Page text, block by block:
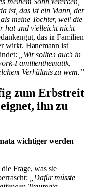
meinem Sohn vererben,
ist, das ist ein Mann, der
meine Tochter, weil die
hat und vielleicht nicht
das in Familien
wirkt. Hanemann ist
„Wir sollten auch in
Familienthematik,
Verhältnis zu wem.”
zum Erbstreit
ihn zu
wichtiger werden
Frage, was sie
„Dafür müsste